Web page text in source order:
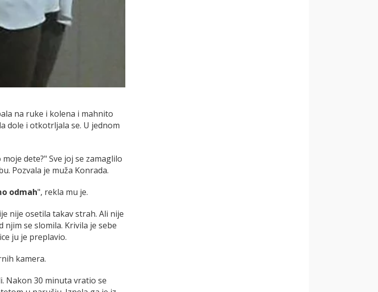
na ruke i kolena i mahnito
dole i otkotrljala se. U jednom
dete?" Sve joj se zamaglilo
Pozvala je muža Konrada.
odmah", rekla mu je.
nije osetila takav strah. Ali nije
se slomila. Krivila je sebe
ju je preplavio.
kamera.
Nakon 30 minuta vratio se